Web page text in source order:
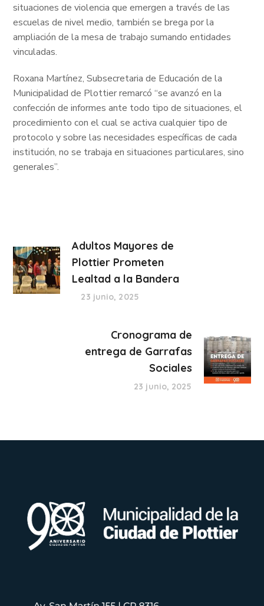
situaciones de violencia que emergen a través de las
escuelas de nivel medio, también se brega por la
ampliación de la mesa de trabajo sumando entidades
vinculadas.
Roxana Martínez, Subsecretaria de Educación de la
Municipalidad de Plottier remarcó “se avanzó en la
confección de informes ante todo tipo de situaciones, el
procedimiento con el cual se activa cualquier tipo de
protocolo y sobre las necesidades específicas de cada
institución, no se trabaja en situaciones particulares, sino
generales”.
Adultos Mayores de
Plottier Prometen
Lealtad a la Bandera
23 junio, 2025
Cronograma de
entrega de Garrafas
Sociales
23 junio, 2025